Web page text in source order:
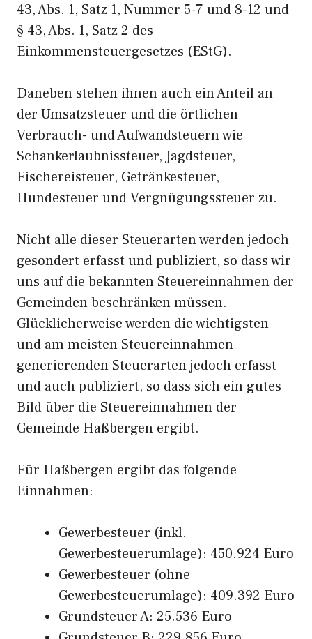
43, Abs. 1, Satz 1, Nummer 5-7 und 8-12 und
§ 43, Abs. 1, Satz 2 des
Einkommensteuergesetzes (EStG).
Daneben stehen ihnen auch ein Anteil an
der Umsatzsteuer und die örtlichen
Verbrauch- und Aufwandsteuern wie
Schankerlaubnissteuer, Jagdsteuer,
Fischereisteuer, Getränkesteuer,
Hundesteuer und Vergnügungssteuer zu.
Nicht alle dieser Steuerarten werden jedoch
gesondert erfasst und publiziert, so dass wir
uns auf die bekannten Steuereinnahmen der
Gemeinden beschränken müssen.
Glücklicherweise werden die wichtigsten
und am meisten Steuereinnahmen
generierenden Steuerarten jedoch erfasst
und auch publiziert, so dass sich ein gutes
Bild über die Steuereinnahmen der
Gemeinde Haßbergen ergibt.
Für Haßbergen ergibt das folgende
Einnahmen:
Gewerbesteuer (inkl.
Gewerbesteuerumlage): 450.924 Euro
Gewerbesteuer (ohne
Gewerbesteuerumlage): 409.392 Euro
Grundsteuer A: 25.536 Euro